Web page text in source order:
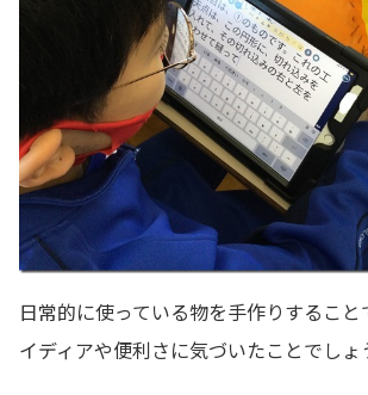
日常的に使っている物を手作りするこ
イディアや便利さに気づいたことでしょ